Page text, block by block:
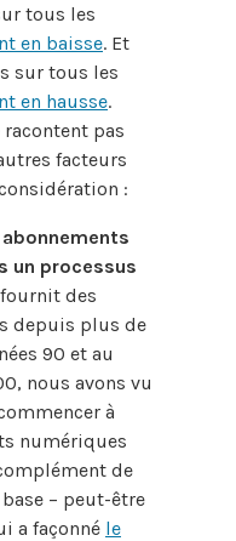
tous les
en baisse. Et
sur tous les
en hausse.
racontent pas
facteurs
:
un processus
fournit des
depuis plus de
90 et au
nous avons vu
à
numériques
de
– peut-être
a façonné le